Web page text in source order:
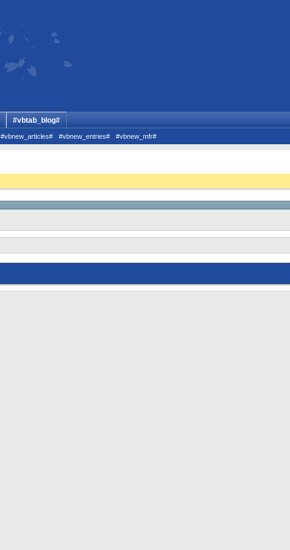
#vbnew_articles# #vbnew_entries# #vbnew_mfr#
#vbtab_blog#